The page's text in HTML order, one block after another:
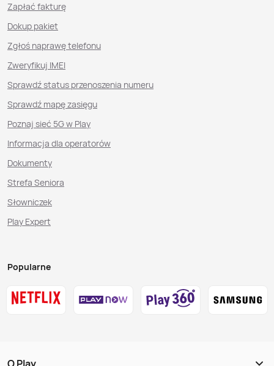
Zapłać fakturę
Dokup pakiet
Zgłoś naprawę telefonu
Zweryfikuj IMEI
Sprawdź status przenoszenia numeru
Sprawdź mapę zasięgu
Poznaj sieć 5G w Play
Informacja dla operatorów
Dokumenty
Strefa Seniora
Słowniczek
Play Expert
Popularne